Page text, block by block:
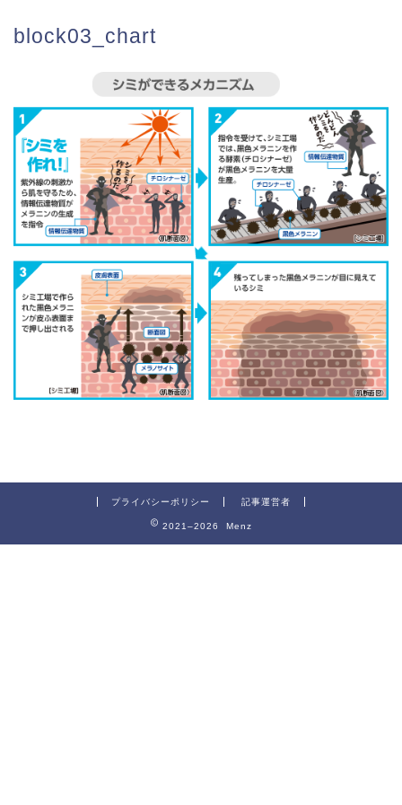
block03_chart
プライバシーポリシー 記事運営者
2021–2026 Menz